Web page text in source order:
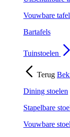
Vouwbare
Bartafels
Tuinstoelen
Terug
Dining stoelen
Stapelbare
Vouwbare